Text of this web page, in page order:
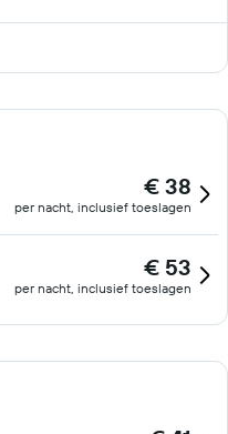
€ 38
per nacht, inclusief toeslagen
€ 53
per nacht, inclusief toeslagen